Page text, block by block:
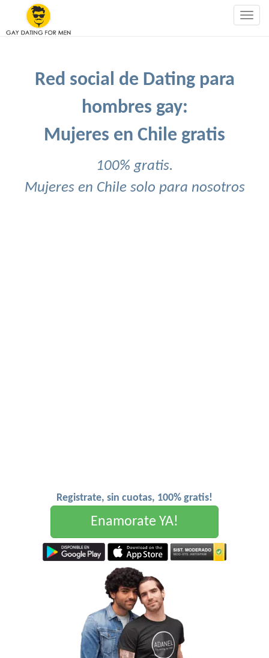
Red social de Dating para
hombres gay:
Mujeres en Chile gratis
100% gratis.
Mujeres en Chile solo para nosotros
Registrate, sin cuotas, 100% gratis!
Enamorate YA!